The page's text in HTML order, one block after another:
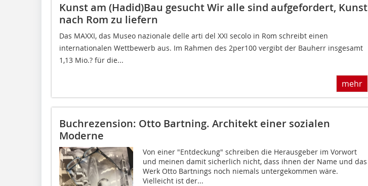
Kunst am (Hadid)Bau gesucht Wir alle sind aufgefordert, Kunst
nach Rom zu liefern
Das MAXXI, das Museo nazionale delle arti del XXI secolo in Rom schreibt einen
internationalen Wettbewerb aus. Im Rahmen des 2per100 vergibt der Bauherr insgesamt
1,13 Mio.? für die...
mehr
Buchrezension: Otto Bartning. Architekt einer sozialen
Moderne
Von einer "Entdeckung" schreiben die Herausgeber im Vorwort
und meinen damit sicherlich nicht, dass ihnen der Name und das
Werk Otto Bartnings noch niemals untergekommen wäre.
Vielleicht ist der...